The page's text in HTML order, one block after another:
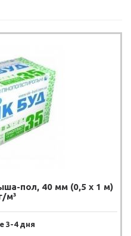
пол, 40 мм (0,5 х 1 м)
м³
3-4 дня